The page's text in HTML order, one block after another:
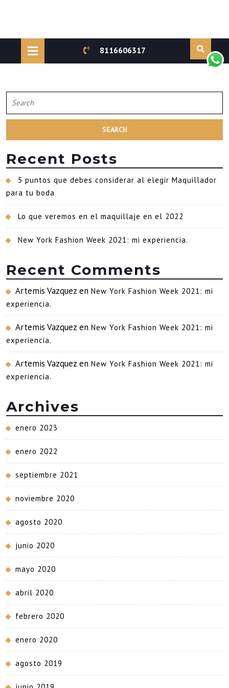
to
8116606317
for:
Recent Posts
5 puntos que debes considerar al elegir Maquillador
para tu boda
Lo que veremos en el maquillaje en el 2022
New York Fashion Week 2021: mi experiencia.
Recent Comments
Artemis Vazquez en New York Fashion Week 2021: mi
experiencia.
Artemis Vazquez en New York Fashion Week 2021: mi
experiencia.
Artemis Vazquez en New York Fashion Week 2021: mi
experiencia.
Archives
enero 2023
enero 2022
septiembre 2021
noviembre 2020
agosto 2020
junio 2020
mayo 2020
abril 2020
febrero 2020
enero 2020
agosto 2019